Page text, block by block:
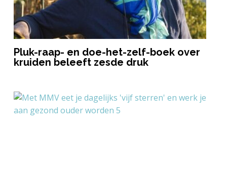
Pluk-raap- en doe-het-zelf-boek over
kruiden beleeft zesde druk